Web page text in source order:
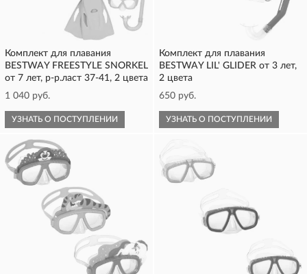
Комплект для плавания
BESTWAY FREESTYLE SNORKEL
от 7 лет, р-р.ласт 37-41, 2 цвета
1 040 руб.
УЗНАТЬ О ПОСТУПЛЕНИИ
Комплект для плавания
BESTWAY LIL' GLIDER от 3 лет,
2 цвета
650 руб.
УЗНАТЬ О ПОСТУПЛЕНИИ